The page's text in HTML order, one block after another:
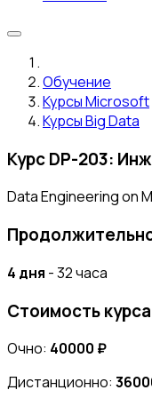
Обучение
Курсы Microsoft
Курсы Big Data
Курс DP-203:
Data Engineering on
4 дня - 32 часа
Стоимость курса
Очно: 40000 ₽
Дистанционно: